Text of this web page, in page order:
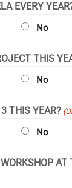
EVERY
No
THIS
No
THIS YEAR?
No
AT